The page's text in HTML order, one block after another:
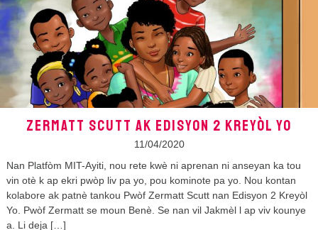
ZERMATT SCUTT AK EDISYON 2 KREYÒL YO
11/04/2020
Nan Platfòm MIT-Ayiti, nou rete kwè ni aprenan ni anseyan ka tou
vin otè k ap ekri pwòp liv pa yo, pou kominote pa yo. Nou kontan
kolabore ak patnè tankou Pwòf Zermatt Scutt nan Edisyon 2 Kreyòl
Yo. Pwòf Zermatt se moun Benè. Se nan vil Jakmèl l ap viv kounye
a. Li deja […]